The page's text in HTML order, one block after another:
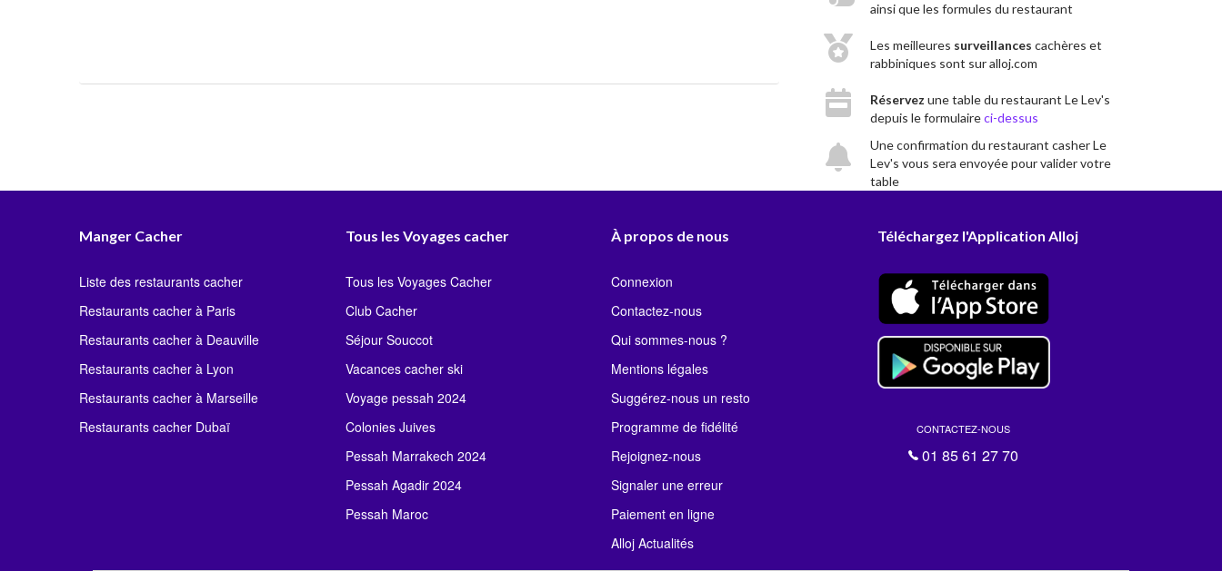
ainsi que les formules du restaurant
Les meilleures surveillances cachères et
rabbiniques sont sur alloj.com
Réservez une table du restaurant Le Lev's
depuis le formulaireci-dessus
Une confirmation du restaurant casher Le
Lev's vous sera envoyée pour valider votre
table
Manger Cacher
Liste des restaurants cacher
Restaurants cacher à Paris
Restaurants cacher à Deauville
Restaurants cacher à Lyon
Restaurants cacher à Marseille
Restaurants cacher Dubaï
Tous les Voyages cacher
Tous les Voyages Cacher
Club Cacher
Séjour Souccot
Vacances cacher ski
Voyage pessah 2024
Colonies Juives
Pessah Marrakech 2024
Pessah Agadir 2024
Pessah Maroc
À propos de nous
Connexion
Contactez-nous
Qui sommes-nous ?
Mentions légales
Suggérez-nous un resto
Programme de fidélité
Rejoignez-nous
Signaler une erreur
Paiement en ligne
Alloj Actualités
Téléchargez l'Application Alloj
CONTACTEZ-NOUS
01 85 61 27 70